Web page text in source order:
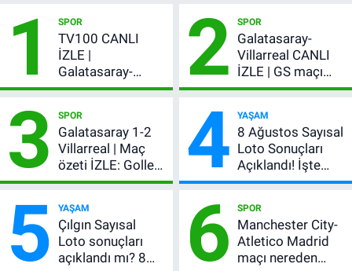
1 SPOR
TV100 CANLI
İZLE |
Galatasaray-
Villarreal maçı
şifresiz canlı yayın
2 SPOR
Galatasaray-
Villarreal CANLI
İZLE | GS maçı
hangi kanalda,
3 SPOR
Galatasaray 1-2
Villarreal | Maç
özeti İZLE: Goller
peş peşe geldi,
kırmızı kart gördü!
4 YAŞAM
8 Ağustos Sayısal
Loto Sonuçları
Açıklandı! İşte
Kazandıran 6
5 YAŞAM
Çılgın Sayısal
Loto sonuçları
açıklandı mı? 8
6 SPOR
Manchester City-
Atletico Madrid
maçı nereden